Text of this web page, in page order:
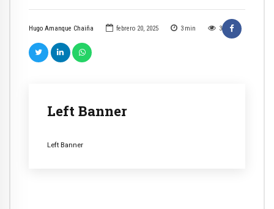
Hugo Amanque Chaiña febrero 20, 2025 3 min 3
Left Banner
Left Banner